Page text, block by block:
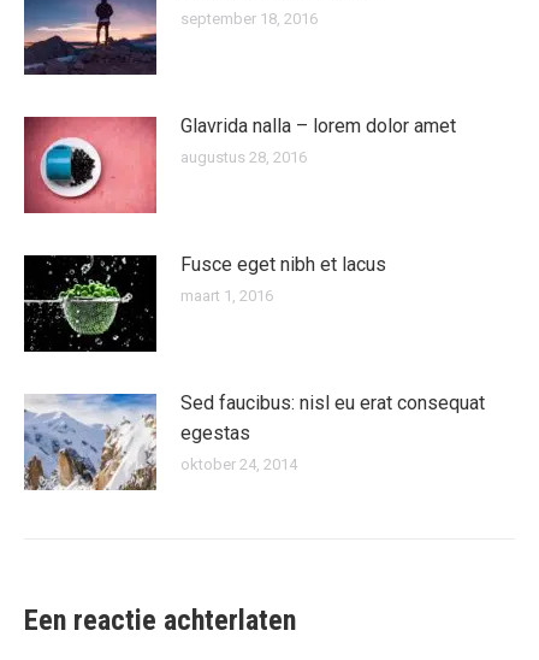
september 18, 2016
Glavrida nalla – lorem dolor amet
augustus 28, 2016
Fusce eget nibh et lacus
maart 1, 2016
Sed faucibus: nisl eu erat consequat
egestas
oktober 24, 2014
Een reactie achterlaten